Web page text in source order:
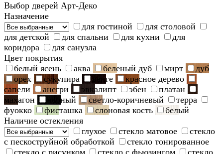
Выбор дверей Арт-Деко
Назначение
для гостиной
для столовой
для детской
для спальни для кухни
для
коридора
для санузла
Цвет покрытия
белый ясень
аква беленый дуб мирт
дуб
орех
сукупира венге
красное дерево
сапели
анегри эвкалипт эбен
платан
махагон
черный светло-коричневый
терра
фуокко
фисташка слоновая кость
белый
Наличие остекления
глухое
стекло матовое
стекло
с пескоструйной обработкой
стекло тонированное